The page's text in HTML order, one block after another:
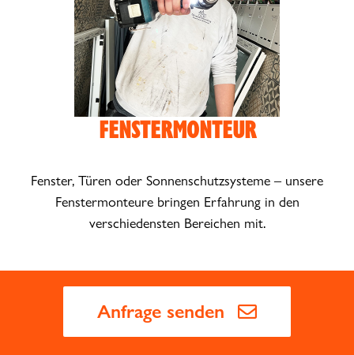
FENSTERMONTEUR
Fenster, Türen oder Sonnenschutzsysteme – unsere
Fenstermonteure bringen Erfahrung in den
verschiedensten Bereichen mit.
Anfrage senden